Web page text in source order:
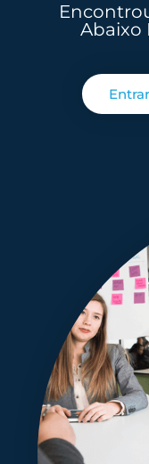
Abaixo